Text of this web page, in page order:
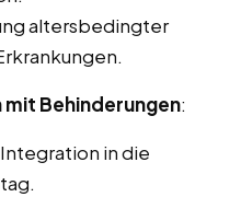
altersbedingter
Behinderungen:
in die